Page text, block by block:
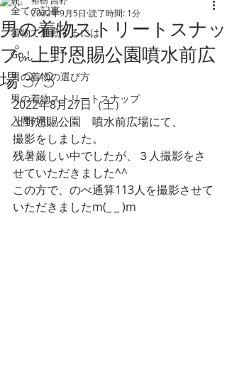
全ての記事
着物で通勤するには
Go！
男の着物の選び方
男の着物ストリートスナップ
入間の乱
男の着物ストリートスナッ
プin上野恩賜公園噴水前広
場 3/3
2022年9月5日 読了時間: 1分
2022年8月27日（土）
上野恩賜公園　噴水前広場にて、
撮影をしました。
残暑厳しい中でしたが、３人撮影をさ
せていただきました^^
この方で、のべ通算113人を撮影させて
いただきましたm(_ _ )m